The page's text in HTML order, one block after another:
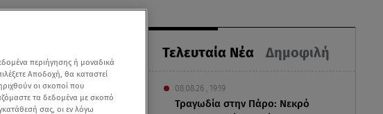
Τελευταία Νέα Δημοφιλή
08.08.26 , 19:19
Τραγωδία στην Πάρο: Νεκρό
περιήγησης ή μοναδικά
Αποδοχή, θα καταστεί
οι σκοποί που
τα δεδομένα με σκοπό
σας, οι εν λόγω